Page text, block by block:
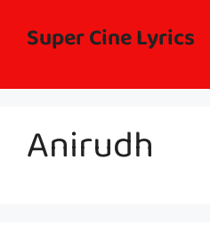
contentSuper Cine Lyrics
Anirudh